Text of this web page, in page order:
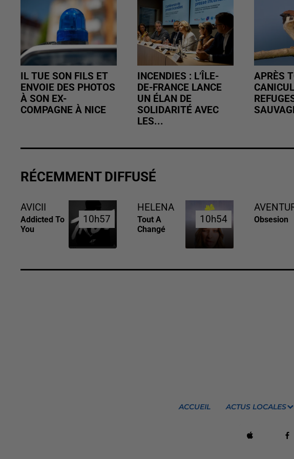
IL TUE SON FILS ET
ENVOIE DES PHOTOS
À SON EX-
COMPAGNE À NICE
INCENDIES : L’ÎLE-
DE-FRANCE LANCE
UN ÉLAN DE
SOLIDARITÉ AVEC
LES...
APRÈS
RÉCEMMENT DIFFUSÉ
AVICII
Addicted To
You
10h57
10h57
HELENA
Tout A
Changé
10h54
10h54 Obsesion
ACCUEIL ACTUS LOCALES